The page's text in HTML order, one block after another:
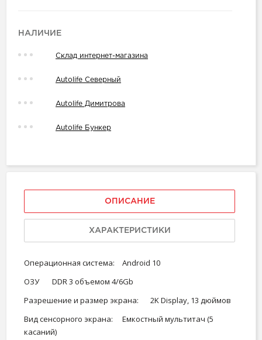
НАЛИЧИЕ
Склад интернет-магазина
Autolife Северный
Autolife Димитрова
Autolife Бункер
ОПИСАНИЕ
ХАРАКТЕРИСТИКИ
Операционная система:
Android 10
ОЗУ
DDR 3 объемом 4/6Gb
Разрешение и размер экрана:
2K Display, 13 дюймов
Вид сенсорного экрана:
Емкостный мультитач (5
касаний)